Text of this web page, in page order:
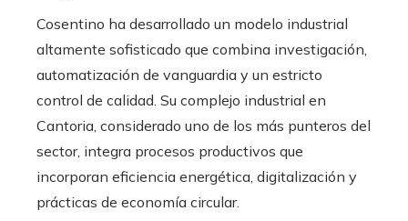
Cosentino ha desarrollado un modelo industrial
altamente sofisticado que combina investigación,
automatización de vanguardia y un estricto
control de calidad. Su complejo industrial en
Cantoria, considerado uno de los más punteros del
sector, integra procesos productivos que
incorporan eficiencia energética, digitalización y
prácticas de economía circular.